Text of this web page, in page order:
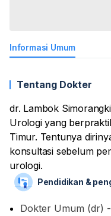
Informasi Umum
Tentang Dokter
dr. Lambok
Urologi yang
Timur. Tentunya
konsultasi sebelum
urologi.
Pendidikan &
Dokter Umum (dr)